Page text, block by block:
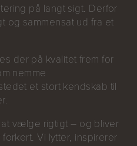
på langt sigt. Derfor
og sammensat ud fra et
der på kvalitet frem for
nemme
et stort kendskab til
vælge rigtigt – og bliver
Vi lytter, inspirerer